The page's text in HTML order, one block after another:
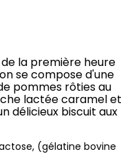
la première heure
se compose d'une
pommes rôties au
lactée caramel et
délicieux biscuit aux
(gélatine bovine